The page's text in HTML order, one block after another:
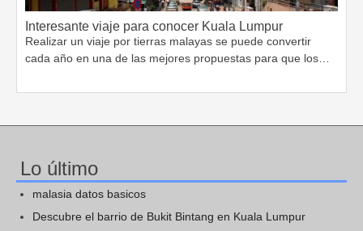
Interesante viaje para conocer Kuala Lumpur
Realizar un viaje por tierras malayas se puede convertir
cada año en una de las mejores propuestas para que los…
Lo último
malasia datos basicos
Descubre el barrio de Bukit Bintang en Kuala Lumpur